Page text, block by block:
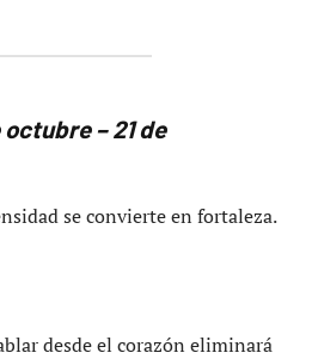
– 21 de
se convierte en fortaleza.
desde el corazón eliminará